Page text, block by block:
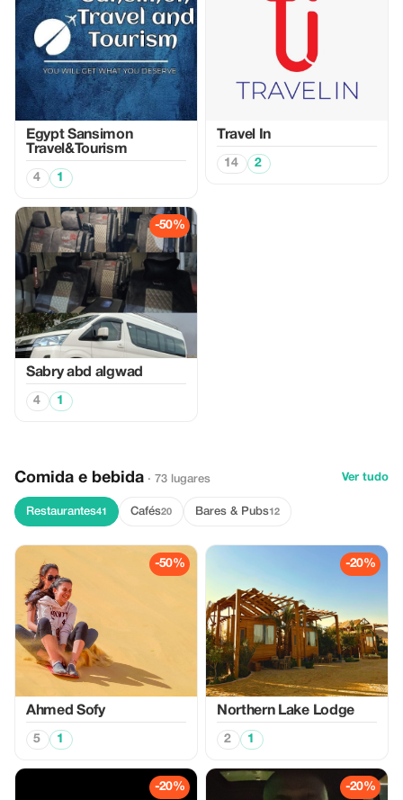
Egypt Sansimon
Travel&Tourism
4 1
Travel In
14 2
-50%
Sabry abd algwad
4 1
Comida e bebida · 73 lugares Ver tudo
Restaurantes41 Cafés20 Bares & Pubs12
-50%
Ahmed Sofy
5 1
-20%
Northern Lake Lodge
2 1
-20% -20%